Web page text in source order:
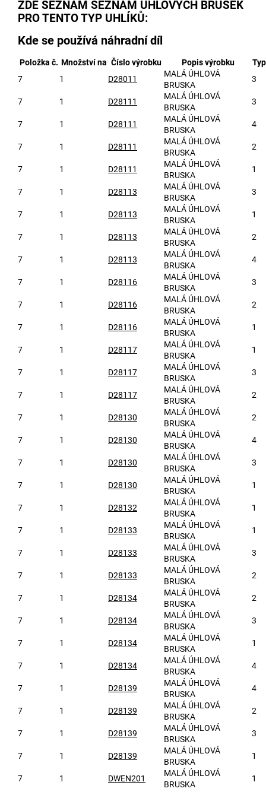
ZDE SEZNAM SEZNAM ÚHLOVÝCH BRUSEK
PRO TENTO TYP UHLÍKŮ:
Kde se používá náhradní díl
Položka č. Množství na Číslo výrobku Popis výrobku
Typ
7
1 D28011
MALÁ ÚHLOVÁ
BRUSKA
3
7 1 D28111
MALÁ ÚHLOVÁ
BRUSKA
3
7 1 D28111
MALÁ ÚHLOVÁ
BRUSKA
4
7 1 D28111
MALÁ ÚHLOVÁ
BRUSKA
2
7 1 D28111
MALÁ ÚHLOVÁ
BRUSKA
1
7 1 D28113
MALÁ ÚHLOVÁ
BRUSKA
3
7 1 D28113
MALÁ ÚHLOVÁ
BRUSKA
1
7 1 D28113
MALÁ ÚHLOVÁ
BRUSKA
2
7 1 D28113
MALÁ ÚHLOVÁ
BRUSKA
4
7 1 D28116
MALÁ ÚHLOVÁ
BRUSKA
3
7 1 D28116
MALÁ ÚHLOVÁ
BRUSKA
2
7 1 D28116
MALÁ ÚHLOVÁ
BRUSKA
1
7 1 D28117
MALÁ ÚHLOVÁ
BRUSKA
1
7 1 D28117
MALÁ ÚHLOVÁ
BRUSKA
3
7 1 D28117
MALÁ ÚHLOVÁ
BRUSKA
2
7 1 D28130
MALÁ ÚHLOVÁ
BRUSKA
2
7 1 D28130
MALÁ ÚHLOVÁ
BRUSKA
4
7 1 D28130
MALÁ ÚHLOVÁ
BRUSKA
3
7 1 D28130
MALÁ ÚHLOVÁ
BRUSKA
1
7 1 D28132
MALÁ ÚHLOVÁ
BRUSKA
1
7 1 D28133
MALÁ ÚHLOVÁ
BRUSKA
1
7 1 D28133
MALÁ ÚHLOVÁ
BRUSKA
3
7 1 D28133
MALÁ ÚHLOVÁ
BRUSKA
2
7 1 D28134
MALÁ ÚHLOVÁ
BRUSKA
2
7 1 D28134
MALÁ ÚHLOVÁ
BRUSKA
3
7 1 D28134
MALÁ ÚHLOVÁ
BRUSKA
1
7 1 D28134
MALÁ ÚHLOVÁ
BRUSKA
4
7 1 D28139
MALÁ ÚHLOVÁ
BRUSKA
4
7 1 D28139
MALÁ ÚHLOVÁ
BRUSKA
2
7 1 D28139
MALÁ ÚHLOVÁ
BRUSKA
3
7 1 D28139
MALÁ ÚHLOVÁ
BRUSKA
1
7 1 DWEN201
MALÁ ÚHLOVÁ
BRUSKA
1